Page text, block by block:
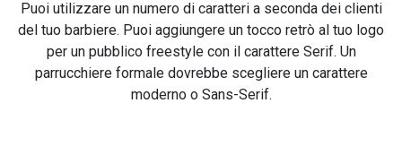
Puoi utilizzare un numero di caratteri a seconda dei clienti
del tuo barbiere. Puoi aggiungere un tocco retrò al tuo logo
per un pubblico freestyle con il carattere Serif. Un
parrucchiere formale dovrebbe scegliere un carattere
moderno o Sans-Serif.